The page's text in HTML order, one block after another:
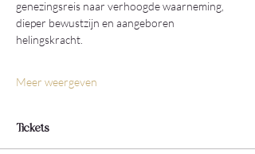
genezingsreis naar verhoogde waarneming,
dieper bewustzijn en aangeboren
helingskracht.
Meer weergeven
Tickets